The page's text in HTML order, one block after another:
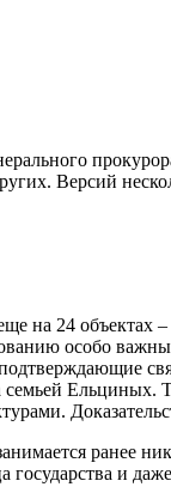
Версий
на 24 объектах
особо
Ельциных.
ранее
и